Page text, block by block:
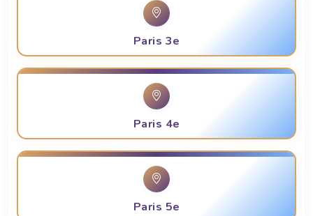
Paris 3e
Paris 4e
Paris 5e